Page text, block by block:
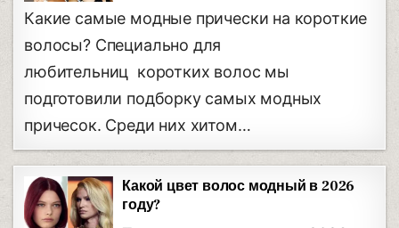
Какие самые модные прически на короткие
волосы? Специально для
любительниц коротких волос мы
подготовили подборку самых модных
причесок. Среди них хитом…
Какой цвет волос модный в 2026
году?